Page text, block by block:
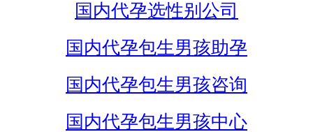
国内代孕选性别公司
国内代孕包生男孩助孕
国内代孕包生男孩咨询
国内代孕包生男孩中心